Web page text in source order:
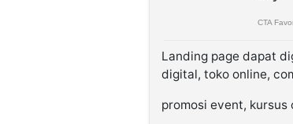
Landing page dapat
digital, toko online,
promosi event, kursus